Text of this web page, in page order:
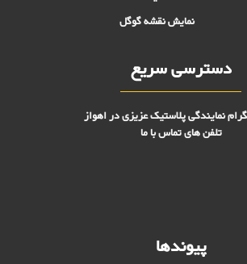
نمایش نقشه گوگل
دسترسی سریع
نمایندگی پلاستیک عزیزی در اهواز
تلفن های تماس با ما
پیوندها